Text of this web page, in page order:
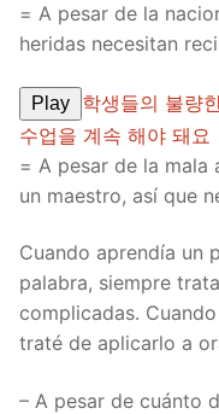
= A pesar de la
heridas necesitan
Play
학생들의 불량
수업을 계속 해야 돼요
= A pesar de la mala
un maestro, así que
Cuando aprendía un
palabra, siempre
complicadas.
traté de aplicarlo a
– A pesar de cuánto